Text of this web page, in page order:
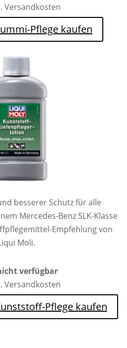
Versandkosten
Pflege kaufen
besserer Schutz für alle
Mercedes-Benz SLK-Klasse
Empfehlung von
Moli.
verfügbar
Versandkosten
Pflege kaufen